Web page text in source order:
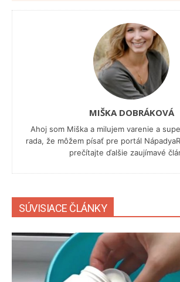
MIŠKA DOBRÁKOVÁ
Ahoj som Miška a milujem varenie a
rada, že môžem písať pre portál
prečítajte ďalšie zaujímavé
SÚVISIACE ČLÁNKY